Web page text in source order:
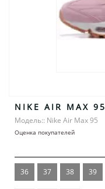
NIKE AIR MAX
Модель:: Nike Air Max 95
Оценка покупателей
36 37 38 39